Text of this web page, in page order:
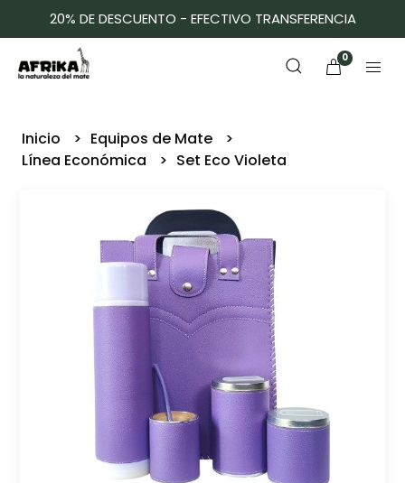
20% DE DESCUENTO - EFECTIVO TRANSFERENCIA
0
Inicio
Equipos de Mate
Línea Económica
Set Eco Violeta